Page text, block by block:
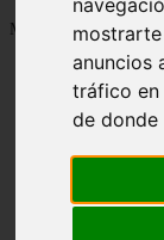
anuncios
tráfico en
de donde
Mostrando 1 - 24 de